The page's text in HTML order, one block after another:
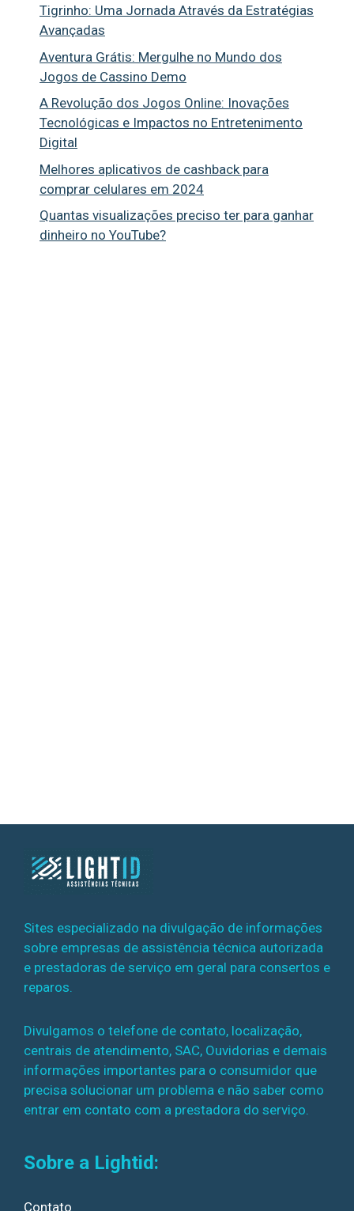
Tigrinho: Uma Jornada Através da Estratégias
Avançadas
Aventura Grátis: Mergulhe no Mundo dos
Jogos de Cassino Demo
A Revolução dos Jogos Online: Inovações
Tecnológicas e Impactos no Entretenimento
Digital
Melhores aplicativos de cashback para
comprar celulares em 2024
Quantas visualizações preciso ter para ganhar
dinheiro no YouTube?
Sites especializado na divulgação de informações
sobre empresas de assistência técnica autorizada
e prestadoras de serviço em geral para consertos e
reparos.
Divulgamos o telefone de contato, localização,
centrais de atendimento, SAC, Ouvidorias e demais
informações importantes para o consumidor que
precisa solucionar um problema e não saber como
entrar em contato com a prestadora do serviço.
Sobre a Lightid:
Contato